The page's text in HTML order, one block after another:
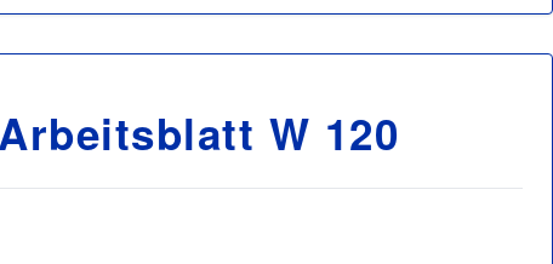
W 120